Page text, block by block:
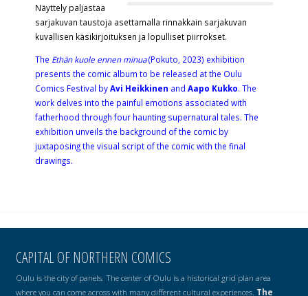
Näyttely paljastaa
sarjakuvan taustoja asettamalla rinnakkain sarjakuvan
kuvallisen käsikirjoituksen ja lopulliset piirrokset.
The Ethän kuole ennen minua(Pokuto, 2023) exhibition
presents the comic album to be released at the Oulu
Comics Festival byAvi Heikkinen and Aapo Kukko. The
work delves into the painful emotions associated with
fatherhood through four haunting supernatural tales. The
exhibition unveils the background of the comic by
juxtaposing the visual script of the comic with the final
drawings.
CAPITAL OF NORTHERN COMICS
Oulu is the city of panels. The center of Oulu is a historical grid plan area
where you can come across with many different cultural experiences. The